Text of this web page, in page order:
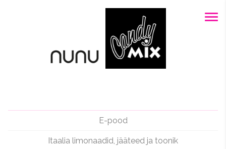
E-pood
Itaalia limonaadid, jääteed ja toonik